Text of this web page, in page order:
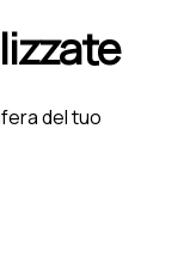
del tuo